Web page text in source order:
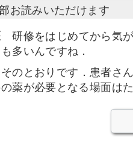
お読みいただけます
研修をはじめてから気
多いんですね．
のとおりです．患者さ
薬が必要となる場面は